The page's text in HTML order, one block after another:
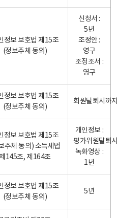
정보 보호법 제15조
(정보주체 동의)
신청서 :
5년
조정안 :
영구
조정조서 :
영구
정보 보호법 제15조
(정보주체 동의)
회원탈퇴시까
정보 보호법 제15조
주체 동의) 소득세법
145조, 제164조
개인정보 :
평가위원탈퇴
녹화영상 :
1년
정보 보호법 제15조
(정보주체 동의)
5년